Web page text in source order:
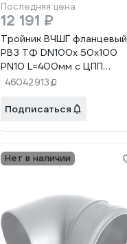
Последняя цена
12 191 ₽
Тройник ВЧШГ фланцевый
РВЗ ТФ DN100х 50х100
PN10 L=400мм с ЦПП
П23784
46042913
Подписаться
Нет в наличии